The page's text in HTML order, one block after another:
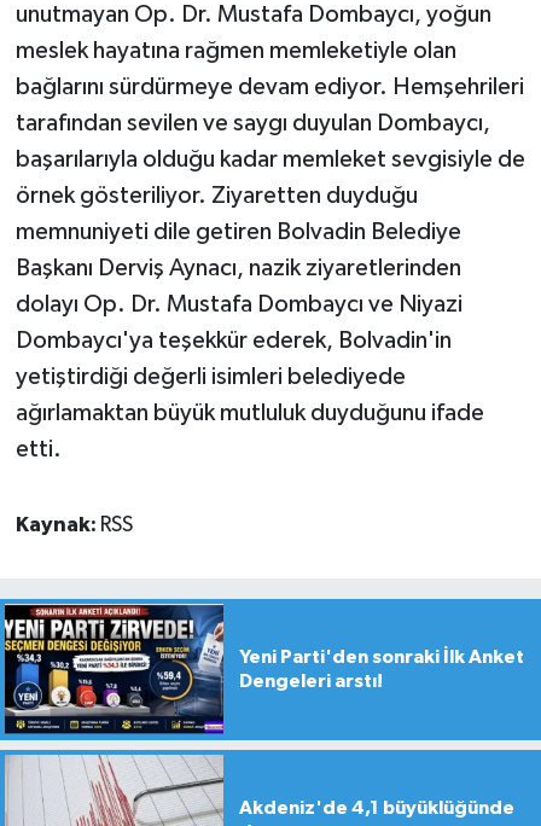
unutmayan Op. Dr. Mustafa Dombaycı, yoğun
meslek hayatına rağmen memleketiyle olan
bağlarını sürdürmeye devam ediyor. Hemşehrileri
tarafından sevilen ve saygı duyulan Dombaycı,
başarılarıyla olduğu kadar memleket sevgisiyle de
örnek gösteriliyor. Ziyaretten duyduğu
memnuniyeti dile getiren Bolvadin Belediye
Başkanı Derviş Aynacı, nazik ziyaretlerinden
dolayı Op. Dr. Mustafa Dombaycı ve Niyazi
Dombaycı'ya teşekkür ederek, Bolvadin'in
yetiştirdiği değerli isimleri belediyede
ağırlamaktan büyük mutluluk duyduğunu ifade
etti.
Kaynak: RSS
Yeni Parti'den sonraki İlk Anket
Dengeleri arstı!
Akdeniz'de 4,1 büyüklüğünde